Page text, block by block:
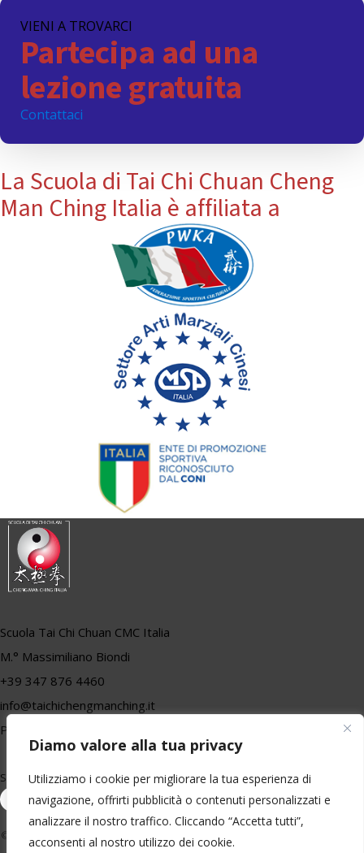
Diamo valore alla tua privacy
Utilizziamo i cookie per migliorare la tua esperienza di
navigazione, offrirti pubblicità o contenuti personalizzati e
analizzare il nostro traffico. Cliccando “Accetta tutti”,
acconsenti al nostro utilizzo dei cookie.
ISCRIVITI ORA
VIENI A TROVARCI
Partecipa ad una
lezione gratuita
Contattaci
La Scuola di Tai Chi Chuan Cheng
Man Ching Italia è affiliata a
Scuola Tai Chi Chuan CMC Italia
M.° Massimiliano Biondi
+39 347 876 4460
info@taichichengmanching.it
P.iva 01557710470
Seguici
© Scuola di Tai Chi Chuan Cheng Man Ching Italia